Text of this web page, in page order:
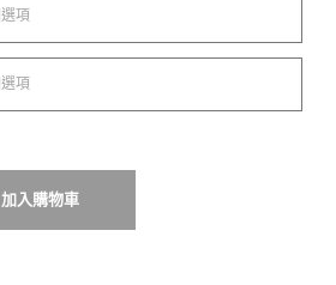
加入購物車